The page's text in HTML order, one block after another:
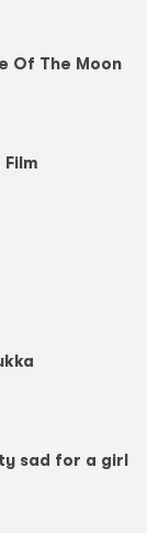
Of The Moon
Film
sad for a girl